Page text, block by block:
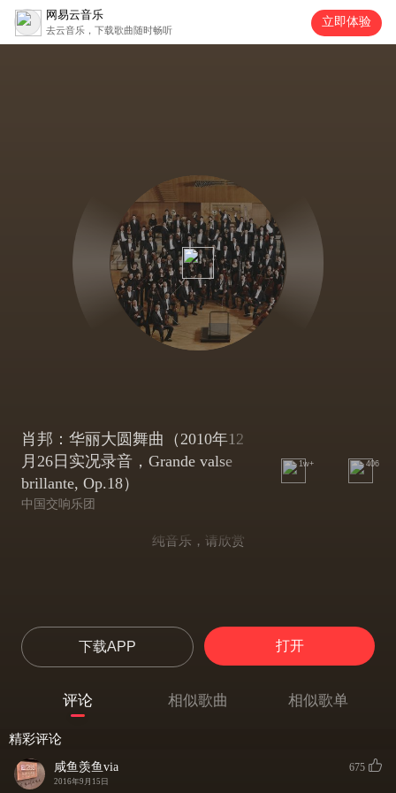
网易云音乐
去云音乐，下载歌曲随时畅听
立即体验
肖邦：华丽大圆舞曲（2010年12
月26日实况录音，Grande valse
brillante, Op.18）
中国交响乐团
1w+ 406
纯音乐，请欣赏
下载APP 打开
评论 相似歌曲 相似歌单
精彩评论
咸鱼羡鱼via
2016年9月15日
675